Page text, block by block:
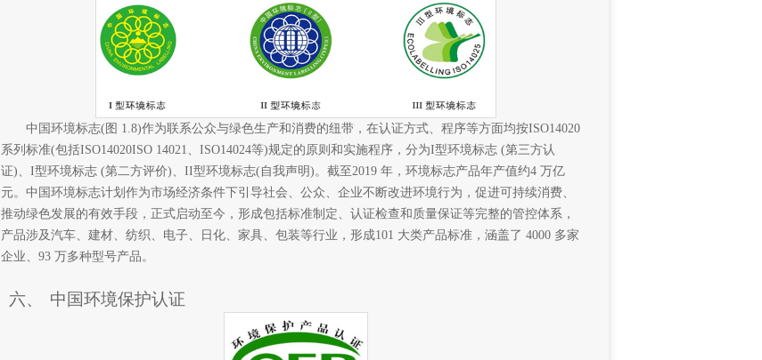
中国环境标志(图 1.8)作为联系公众与绿色生产和消费的纽带，在认证方式、程序等方面均按ISO14020
系列标准(包括ISO14020ISO 14021、ISO14024等)规定的原则和实施程序，分为I型环境标志 (第三方认
证)、I型环境标志 (第二方评价)、II型环境标志(自我声明)。截至2019 年，环境标志产品年产值约4 万亿
元。中国环境标志计划作为市场经济条件下引导社会、公众、企业不断改进环境行为，促进可持续消费、
推动绿色发展的有效手段，正式启动至今，形成包括标准制定、认证检查和质量保证等完整的管控体系，
产品涉及汽车、建材、纺织、电子、日化、家具、包装等行业，形成101 大类产品标准，涵盖了 4000 多家
企业、93 万多种型号产品。
六、 中国环境保护认证